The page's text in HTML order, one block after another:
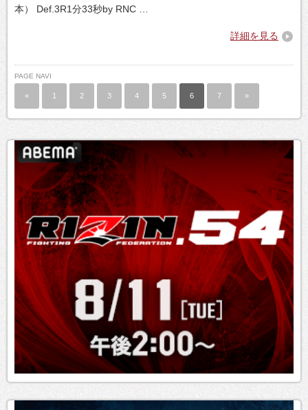
本） Def.3R1分33秒by RNC …
詳細を見る
PAGE NAVI
« 1 2 3 4 5 6 7 »